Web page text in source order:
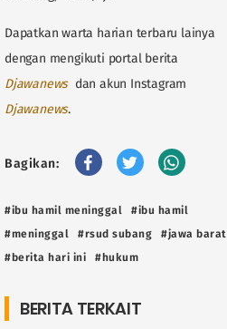
Dapatkan warta harian terbaru lainya
dengan mengikuti portal berita
Djawanewsdan akun Instagram
Djawanews.
Bagikan:
#ibu hamil meninggal
#ibu hamil
#meninggal
#rsud subang
#jawa barat
#berita hari ini
#hukum
BERITA TERKAIT